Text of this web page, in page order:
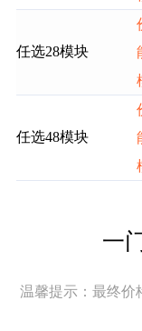
任选28模块
任选48模块
一
温馨提示：最终价